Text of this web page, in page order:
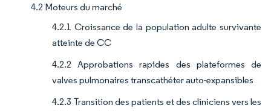
4.2 Moteurs du marché
4.2.1 Croissance de la population adulte survivante
atteinte de CC
4.2.2 Approbations rapides des plateformes de
valves pulmonaires transcathéter auto-expansibles
4.2.3 Transition des patients et des cliniciens vers les